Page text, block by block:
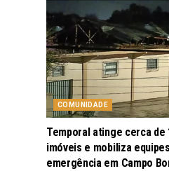
COMUNIDADE
Temporal atinge cerca de
imóveis e mobiliza
emergência em Campo